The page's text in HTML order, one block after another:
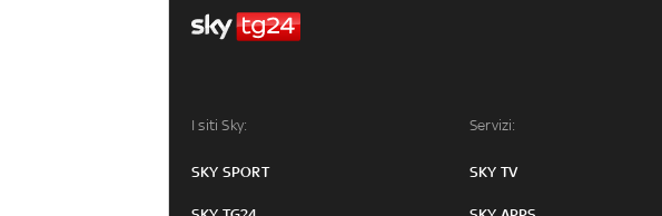
I siti Sky:
SKY SPORT
Servizi:
SKY TV